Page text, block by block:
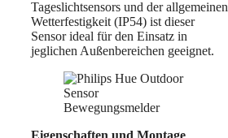
Tageslichtsensors und der allgemeinen
Wetterfestigkeit (IP54) ist dieser
Sensor ideal für den Einsatz in
jeglichen Außenbereichen geeignet.